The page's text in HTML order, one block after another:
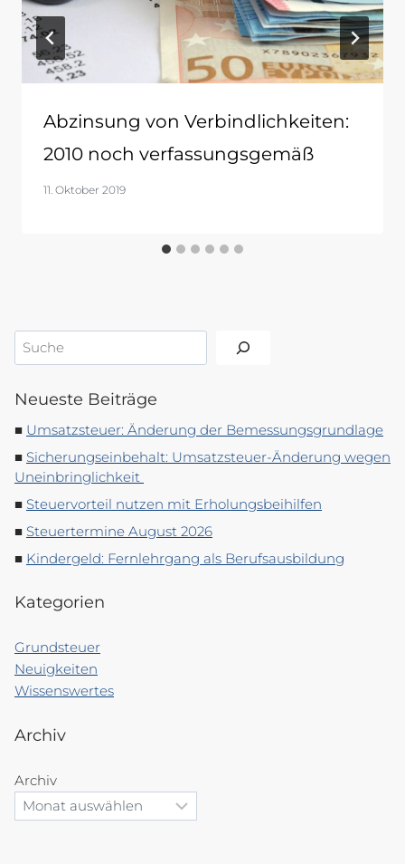
Abzinsung von Verbindlichkeiten:
2010 noch verfassungsgemäß
11. Oktober 2019
Suchen
Neueste Beiträge
Umsatzsteuer: Änderung der Bemessungsgrundlage
Sicherungseinbehalt: Umsatzsteuer-Änderung wegen
Uneinbringlichkeit
Steuervorteil nutzen mit Erholungsbeihilfen
Steuertermine August 2026
Kindergeld: Fernlehrgang als Berufsausbildung
Kategorien
Grundsteuer
Neuigkeiten
Wissenswertes
Archiv
Archiv